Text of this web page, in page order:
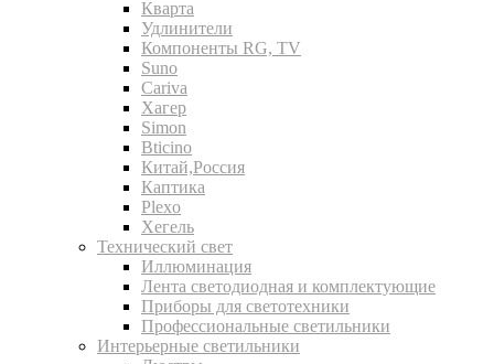
Кварта
Удлинители
Компоненты RG, TV
Suno
Cariva
Хагер
Simon
Bticino
Китай,Россия
Каптика
Plexo
Хегель
Технический свет
Иллюминация
Лента светодиодная и комплектующие
Приборы для светотехники
Профессиональные светильники
Интерьерные светильники